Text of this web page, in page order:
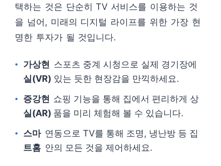
택하는 것은 단순히 TV 서비스를 이용하는 것
을 넘어, 미래의 디지털 라이프를 위한 가장 현
명한 투자가 될 것입니다.
가상현
실(VR)
스포츠 중계 시청으로 실제 경기장에
있는 듯한 현장감을 만끽하세요.
증강현
실(AR)
쇼핑 기능을 통해 집에서 편리하게 상
품을 미리 체험해 볼 수 있습니다.
스마
트홈
연동으로 TV를 통해 조명, 냉난방 등 집
안의 모든 것을 제어하세요.